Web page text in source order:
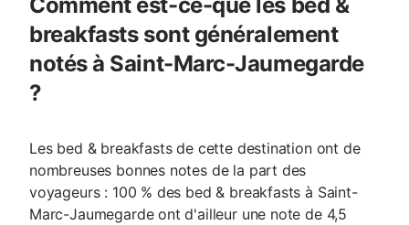
breakfasts sont généralement
notés à Saint-Marc-Jaumegarde
?
Les bed & breakfasts de cette destination ont de
nombreuses bonnes notes de la part des
voyageurs : 100 % des bed & breakfasts à Saint-
Marc-Jaumegarde ont d'ailleur une note de 4,5